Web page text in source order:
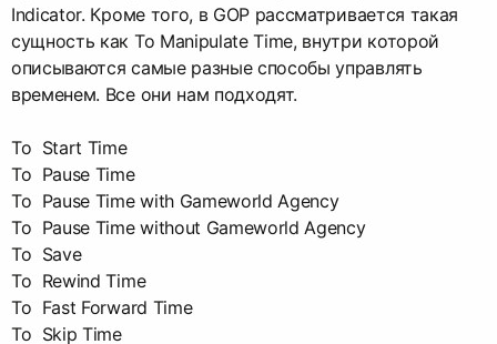
Indicator. Кроме того, в GOP рассматривается такая
сущность как To Manipulate Time, внутри которой
описываются самые разные способы управлять
временем. Все они нам подходят.
To Start Time
To Pause Time
To Pause Time with Gameworld Agency
To Pause Time without Gameworld Agency
To Save
To Rewind Time
To Fast Forward Time
To Skip Time